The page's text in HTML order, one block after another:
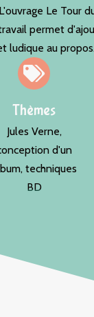
Le Tour
permet
ludique au
Thèmes
Jules Verne,
d'un
techniques
BD